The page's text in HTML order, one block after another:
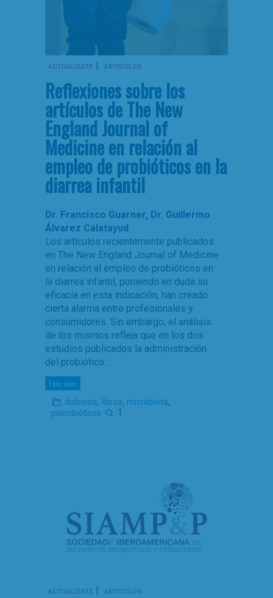
ACTUALÍZATE | ARTÍCULOS
Reflexiones sobre los
artículos de The New
England Journal of
Medicine en relación al
empleo de probióticos en la
diarrea infantil
Dr. Francisco Guarner, Dr. Guillermo
Álvarez Calatayud
Los artículos recientemente publicados
en The New England Journal of Medicine
en relación al empleo de probióticos en
la diarrea infantil, poniendo en duda su
eficacia en esta indicación, han creado
cierta alarma entre profesionales y
consumidores. Sin embargo, el análisis
de los mismos refleja que en los dos
estudios publicados la administración
del probiótico…
Leer más
disbiosis, libros, microbiota,
psicobióticos 1
ACTUALÍZATE | ARTÍCULOS